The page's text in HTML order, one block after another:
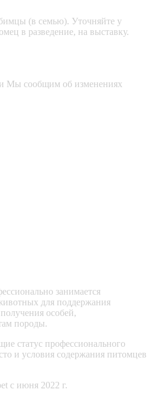
(в семью). Уточняйте у
в разведение, на выставку.
Мы сообщим об изменениях
занимается
для поддержания
особей,
породы.
статус профессионального
и условия содержания питомцев
c июня 2022 г.